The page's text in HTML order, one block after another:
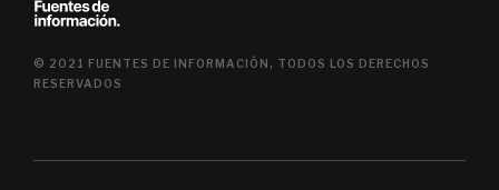
© 2021 FUENTES DE INFORMACIÓN, TODOS LOS DERECHOS
RESERVADOS